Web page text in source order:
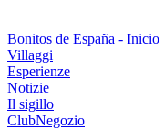
Bonitos de España - Inicio
Villaggi
Esperienze
Notizie
Il sigillo
ClubNegozio